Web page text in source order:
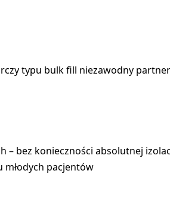
typu bulk fill niezawodny
– bez konieczności absolutnej
pacjentów